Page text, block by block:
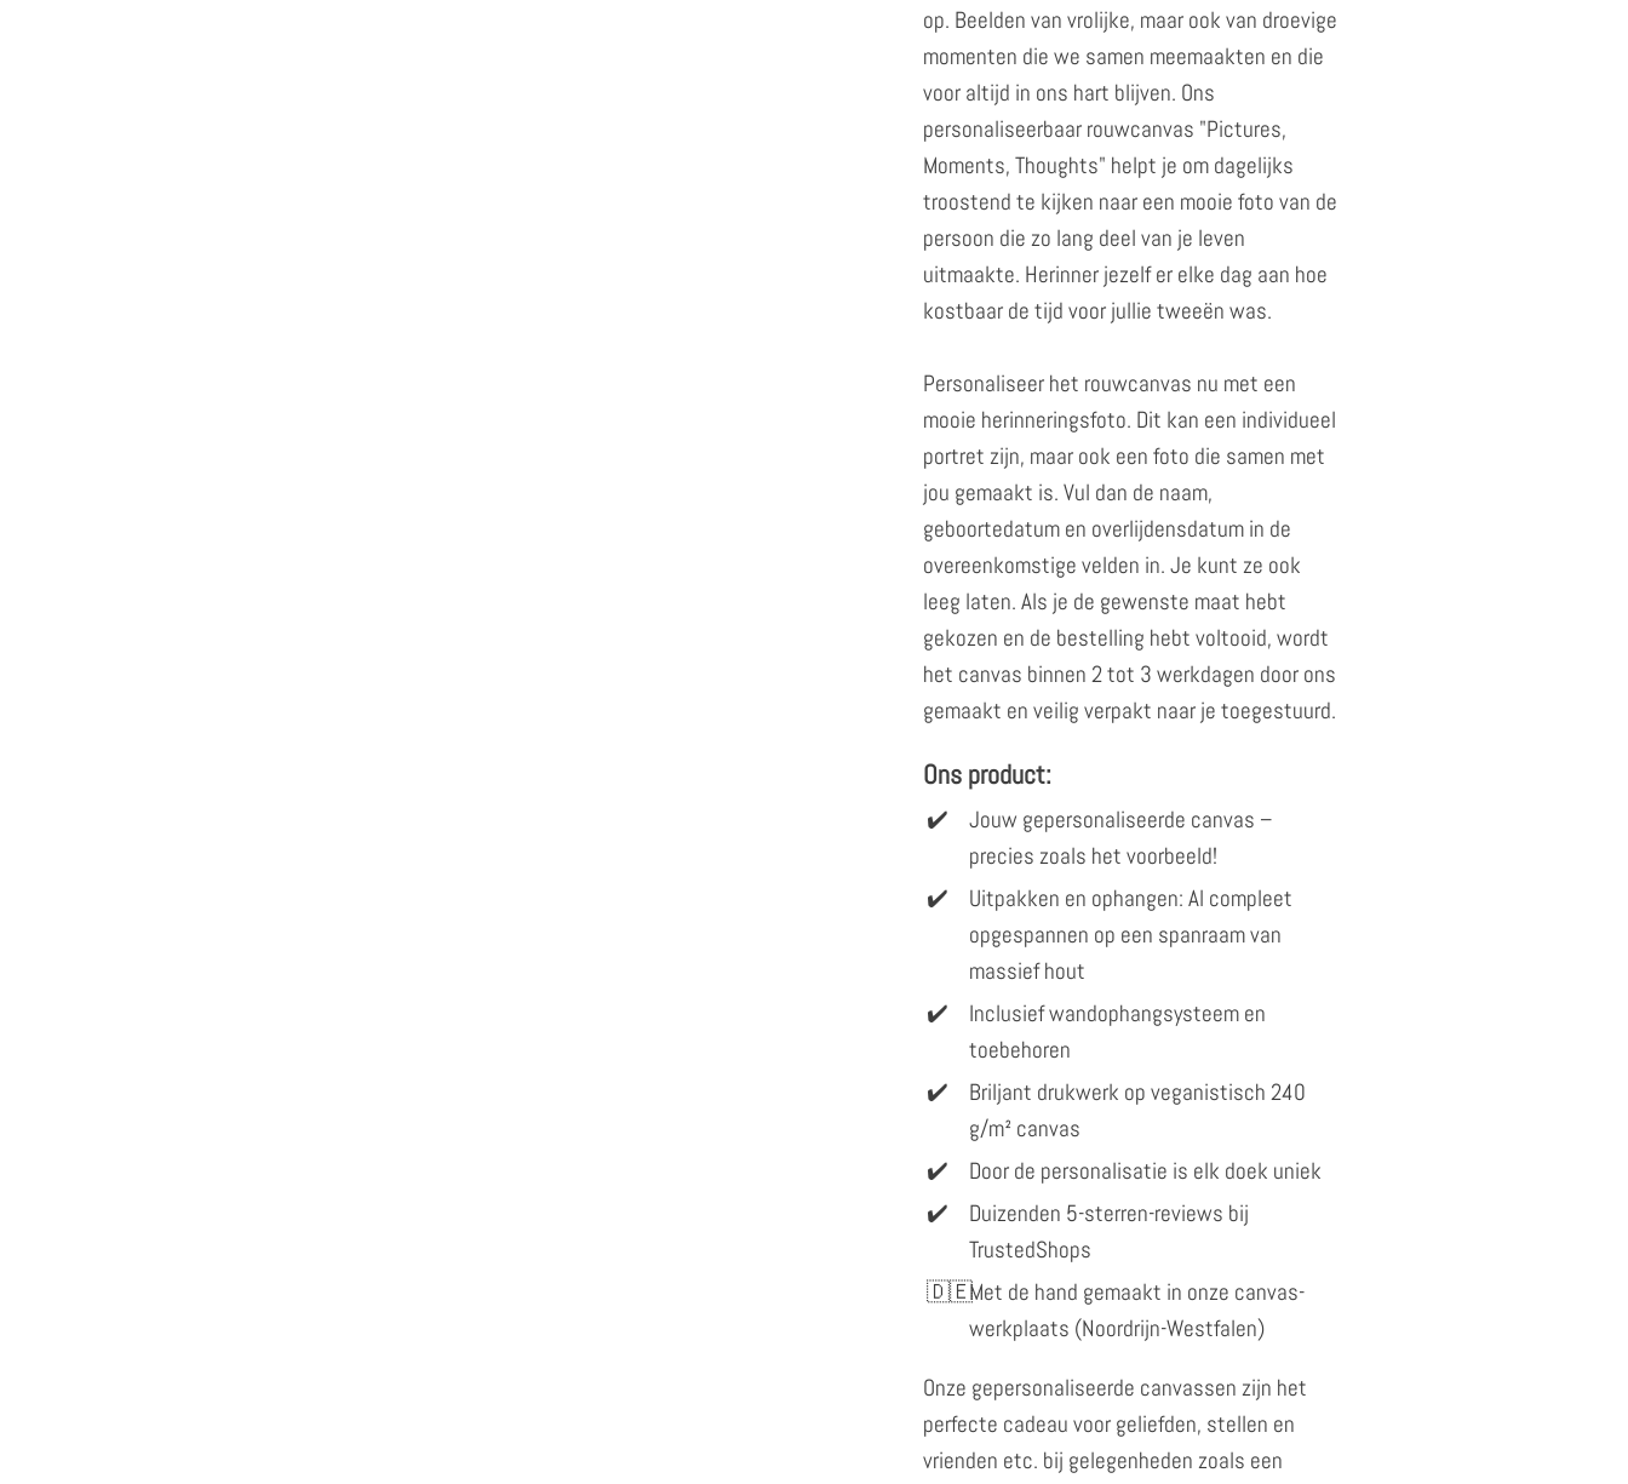
op. Beelden van vrolijke, maar ook van droevige
momenten die we samen meemaakten en die
voor altijd in ons hart blijven. Ons
personaliseerbaar rouwcanvas "Pictures,
Moments, Thoughts" helpt je om dagelijks
troostend te kijken naar een mooie foto van de
persoon die zo lang deel van je leven
uitmaakte. Herinner jezelf er elke dag aan hoe
kostbaar de tijd voor jullie tweeën was.
Personaliseer het rouwcanvas nu met een
mooie herinneringsfoto. Dit kan een individueel
portret zijn, maar ook een foto die samen met
jou gemaakt is. Vul dan de naam,
geboortedatum en overlijdensdatum in de
overeenkomstige velden in. Je kunt ze ook
leeg laten. Als je de gewenste maat hebt
gekozen en de bestelling hebt voltooid, wordt
het canvas binnen 2 tot 3 werkdagen door ons
gemaakt en veilig verpakt naar je toegestuurd.
Ons product:
Jouw gepersonaliseerde canvas –
precies zoals het voorbeeld!
Uitpakken en ophangen: Al compleet
opgespannen op een spanraam van
massief hout
Inclusief wandophangsysteem en
toebehoren
Briljant drukwerk op veganistisch 240
g/m² canvas
Door de personalisatie is elk doek uniek
Duizenden 5-sterren-reviews bij
TrustedShops
Met de hand gemaakt in onze canvas-
werkplaats (Noordrijn-Westfalen)
Onze gepersonaliseerde canvassen zijn het
perfecte cadeau voor geliefden, stellen en
vrienden etc. bij gelegenheden zoals een